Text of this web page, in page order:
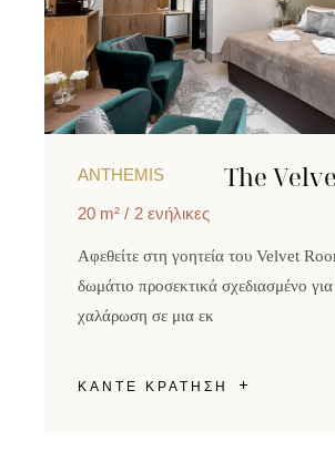
ANTHEMIS The
20 m² 2 ενήλικες
Αφεθείτε στη γοητεία του Velvet
δωμάτιο προσεκτικά σχεδιασμένο
χαλάρωση σε μια εκ
ΚΑΝΤΕ ΚΡΑΤΗΣΗ